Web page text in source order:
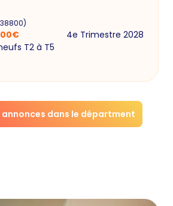
38800)
€
4e Trimestre 2028
T2 à T5
dans le départment